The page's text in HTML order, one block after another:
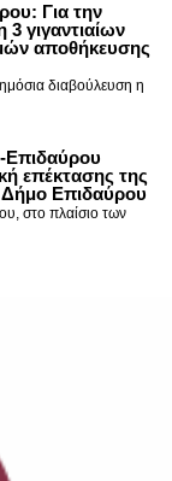
Για την
γιγαντιαίων
αποθήκευσης
διαβούλευση η
Επιδαύρου
επέκτασης της
Επιδαύρου
στο πλαίσιο των